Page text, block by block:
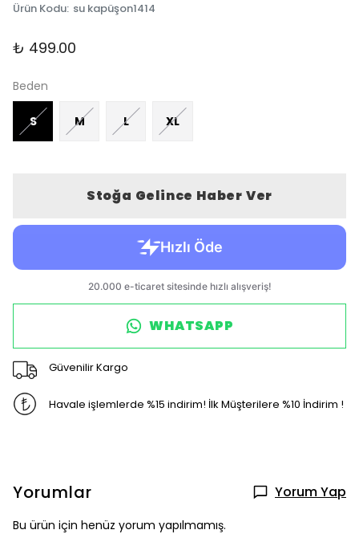
Ürün Kodu: su kapüşon1414
₺ 499.00
Beden
S M L XL
Stoğa Gelince Haber Ver
WHATSAPP
Güvenilir Kargo
Havale işlemlerde %15 indirim! İlk Müşterilere %10 İndirim !
Yorumlar Yorum Yap
Bu ürün için henüz yorum yapılmamış.